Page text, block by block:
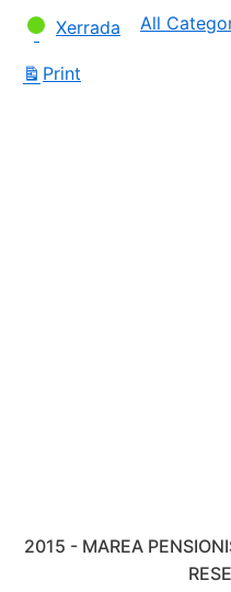
Xerrada All
Print
2015 - MAREA